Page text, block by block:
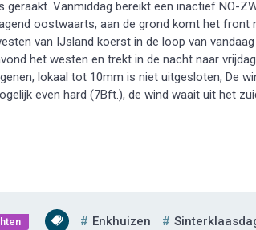
geraakt. Vanmiddag bereikt een inactief NO-
oostwaarts, aan de grond komt het front
van IJsland koerst in de loop van
het westen en trekt in de nacht naar
lokaal tot 10mm is niet uitgesloten, De
even hard (7Bft.), de wind waait uit het
Enkhuizen